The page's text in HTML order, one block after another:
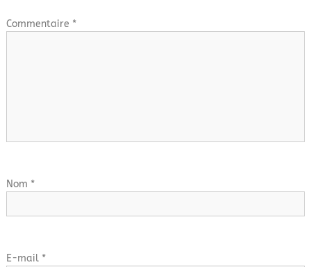
t
e
l
Commentaire *
Nom *
E-mail *